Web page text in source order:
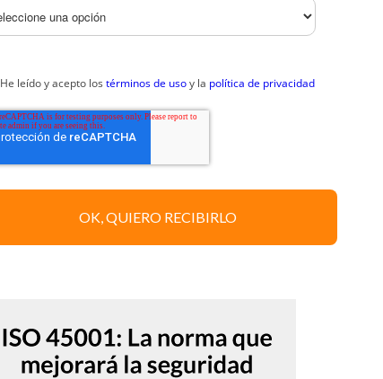
He leído y acepto los términos de usoy la política de privacidad